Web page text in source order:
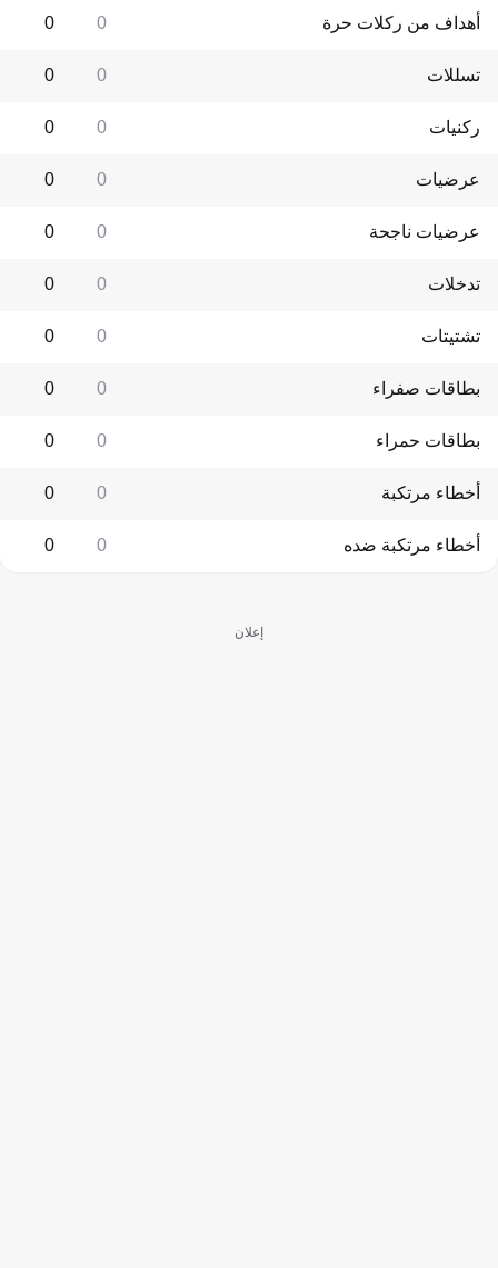
أهداف من ركلات حرة 0
0
تسللات 0
0
ركنيات 0
0
عرضيات 0
0
عرضيات ناجحة 0
0
تدخلات 0
0
تشتيتات 0
0
بطاقات صفراء 0
0
بطاقات حمراء 0
0
أخطاء مرتكبة 0
0
أخطاء مرتكبة ضده 0
0
إعلان